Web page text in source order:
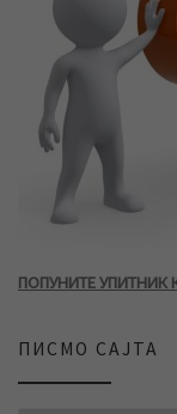
ПОПУНИТЕ
ПИСМО САЈТА